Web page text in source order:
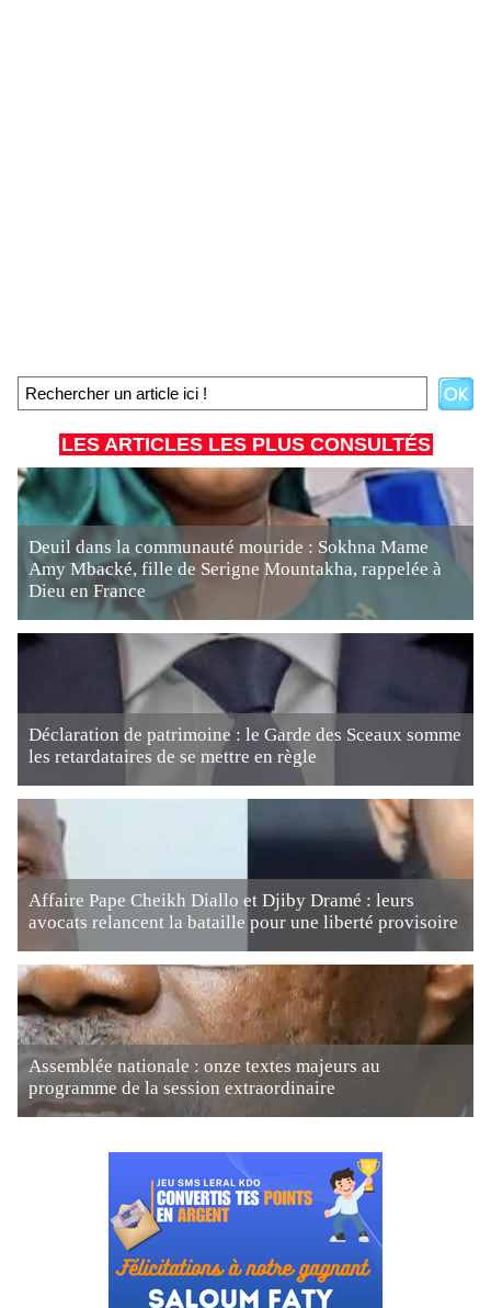
LES ARTICLES LES PLUS CONSULTÉS
Deuil dans la communauté mouride : Sokhna Mame
Amy Mbacké, fille de Serigne Mountakha, rappelée à
Dieu en France
Déclaration de patrimoine : le Garde des Sceaux somme
les retardataires de se mettre en règle
Affaire Pape Cheikh Diallo et Djiby Dramé : leurs
avocats relancent la bataille pour une liberté provisoire
Assemblée nationale : onze textes majeurs au
programme de la session extraordinaire